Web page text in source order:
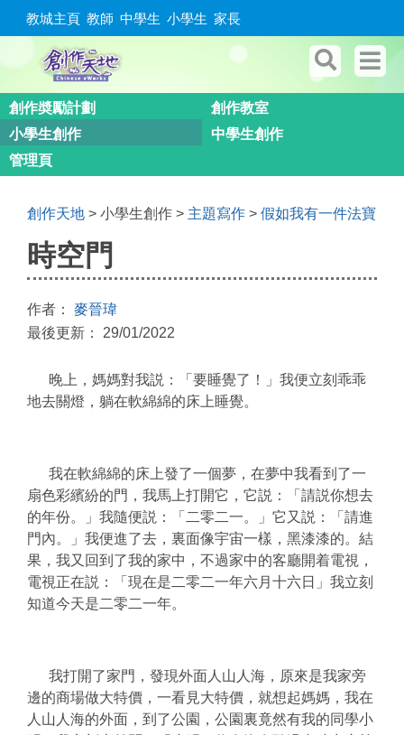
教城主頁 教師 中學生 小學生 家長
創作奬勵計劃
創作教室
小學生創作
中學生創作
管理頁
創作天地 > 小學生創作 > 主題寫作 > 假如我有一件法寶
時空門
作者： 麥晉瑋
最後更新： 29/01/2022
晚上，媽媽對我説：「要睡覺了！」我便立刻乖乖
地去關燈，躺在軟綿綿的床上睡覺。
我在軟綿綿的床上發了一個夢，在夢中我看到了一
扇色彩繽紛的門，我馬上打開它，它説：「請説你想去
的年份。」我隨便説：「二零二一。」它又説：「請進
門內。」我便進了去，裏面像宇宙一樣，黑漆漆的。結
果，我又回到了我的家中，不過家中的客廳開着電視，
電視正在説：「現在是二零二一年六月十六日」我立刻
知道今天是二零二一年。
我打開了家門，發現外面人山人海，原來是我家旁
邊的商場做大特價，一看見大特價，就想起媽媽，我在
人山人海的外面，到了公園，公園裏竟然有我的同學小